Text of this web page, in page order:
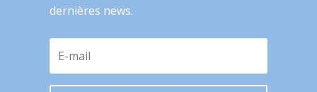
dernières news.